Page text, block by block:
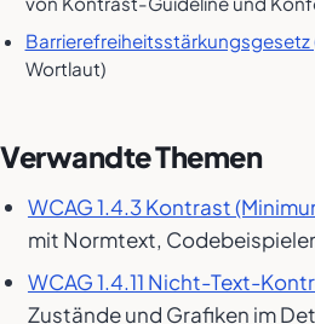
Barrierefreiheitsstärkungsgesetz
Wortlaut)
Verwandte Themen
WCAG 1.4.3 Kontrast
mit Normtext,
WCAG 1.4.11 Nicht-Text-
Zustände und Grafiken im